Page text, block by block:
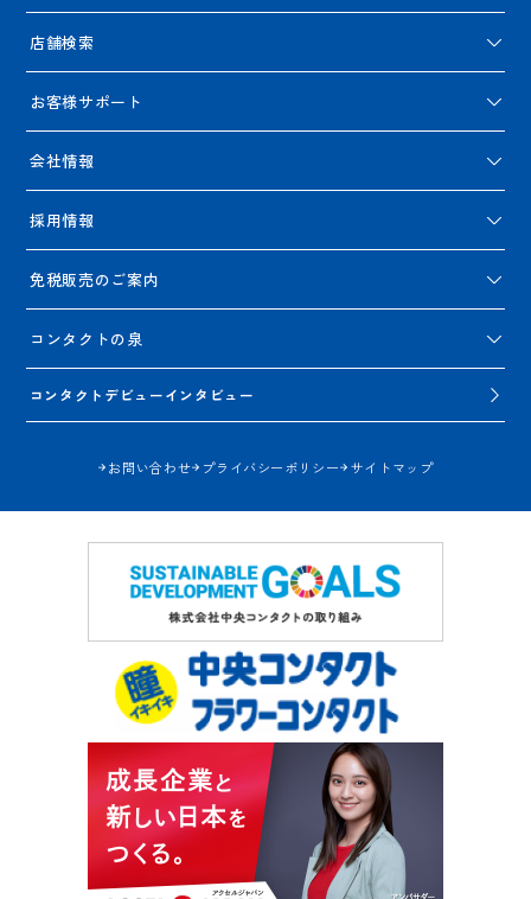
店舗検索
お客様サポート
会社情報
採用情報
免税販売のご案内
コンタクトの泉
コンタクトデビューインタビュー
お問い合わせ プライバシーポリシー サイトマップ